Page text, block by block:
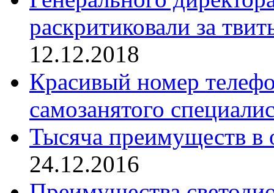
раскритиковали за
12.12.2018
Красивый номер
самозанятого
Тысяча преимуществ в
24.12.2016